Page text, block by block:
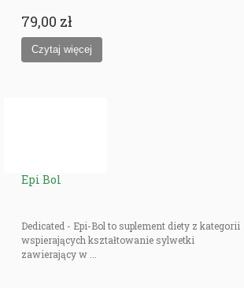
79,00 zł
Epi Bol
Dedicated - Epi-Bol to suplement diety z kategorii
wspierających kształtowanie sylwetki
zawierający w ...